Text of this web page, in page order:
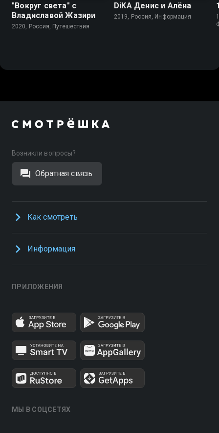
"Вокруг света" с
Владиславой Жазири
2020, Россия, Путешествия
DiKA Денис и Алёна
2019, Россия, Информация
Возникли вопросы?
Обратная связь
Как смотреть
Информация
ПРИЛОЖЕНИЯ
МЫ В СОЦСЕТЯХ